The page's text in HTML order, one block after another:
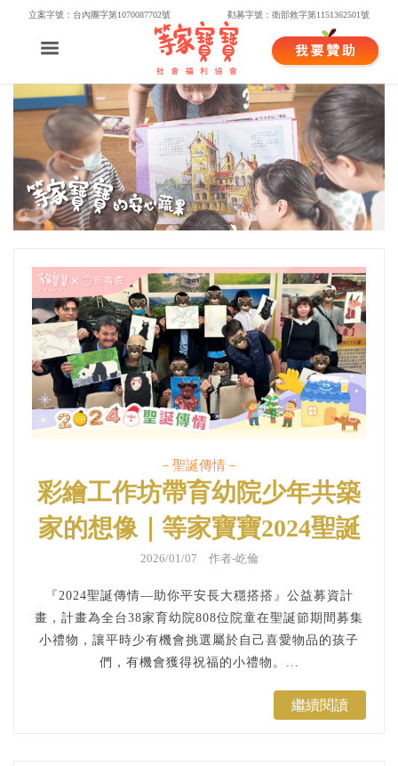
立案字號：台內團字第1070087702號 勸募字號：衛部救字第1151362501號
－聖誕傳情－
彩繪工作坊帶育幼院少年共築
家的想像｜等家寶寶2024聖誕
傳情
2026/01/07 作者-屹倫
『2024聖誕傳情—助你平安長大穩搭搭』公益募資計
畫，計畫為全台38家育幼院808位院童在聖誕節期間募集
小禮物，讓平時少有機會挑選屬於自己喜愛物品的孩子
們，有機會獲得祝福的小禮物。...
繼續閱讀